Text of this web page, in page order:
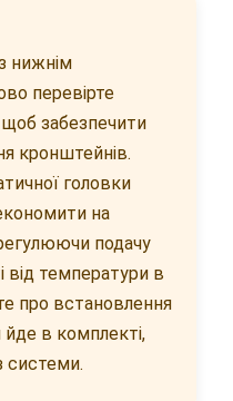
нижнім
перевірте
щоб забезпечити
кронштейнів.
головки
на
подачу
від температури в
про встановлення
в комплекті,
системи.